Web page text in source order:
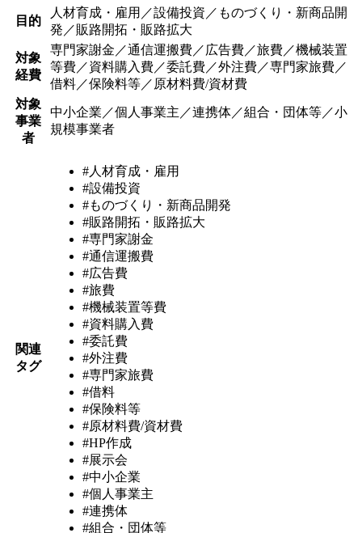
目的
人材育成・雇用／設備投資／ものづくり・新商品開
発／販路開拓・販路拡大
対象
経費
専門家謝金／通信運搬費／広告費／旅費／機械装置
等費／資料購入費／委託費／外注費／専門家旅費／
借料／保険料等／原材料費/資材費
対象
事業
者
中小企業／個人事業主／連携体／組合・団体等／小
規模事業者
関連
タグ
#人材育成・雇用
#設備投資
#ものづくり・新商品開発
#販路開拓・販路拡大
#専門家謝金
#通信運搬費
#広告費
#旅費
#機械装置等費
#資料購入費
#委託費
#外注費
#専門家旅費
#借料
#保険料等
#原材料費/資材費
#HP作成
#展示会
#中小企業
#個人事業主
#連携体
#組合・団体等